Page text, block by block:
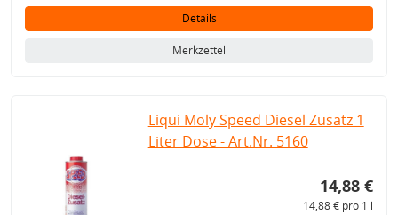
Details
Merkzettel
Liqui Moly Speed Diesel Zusatz 1
Liter Dose - Art.Nr. 5160
14,88 €
14,88 € pro 1 l